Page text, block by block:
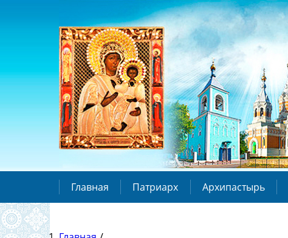
Главная Патриарх Архипастырь